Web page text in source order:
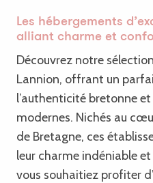
Les hébergements
alliant charme et
Découvrez notre
Lannion, offrant un
l’authenticité bretonne et
modernes. Nichés au
de Bretagne, ces
leur charme indéniable et
vous souhaitiez profiter